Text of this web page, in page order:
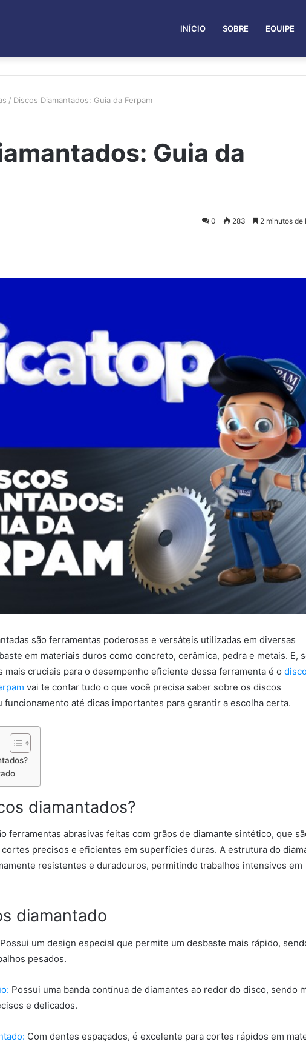
INÍCIO SOBRE EQUIPE
/ Discos Diamantados: Guia da Ferpam
Guia da
0 283 2 minutos de
são ferramentas poderosas e versáteis utilizadas em diversas
em materiais duros como concreto, cerâmica, pedra e metais. E,
mais cruciais para o desempenho eficiente dessa ferramenta é o
vai te contar tudo o que você precisa saber sobre os discos
funcionamento até dicas importantes para garantir a escolha certa.
diamantados?
ferramentas abrasivas feitas com grãos de diamante sintético, que
precisos e eficientes em superfícies duras. A estrutura do
resistentes e duradouros, permitindo trabalhos intensivos em
diamantado
Possui um design especial que permite um desbaste mais rápido,
pesados.
Possui uma banda contínua de diamantes ao redor do disco, sendo
e delicados.
Com dentes espaçados, é excelente para cortes rápidos em